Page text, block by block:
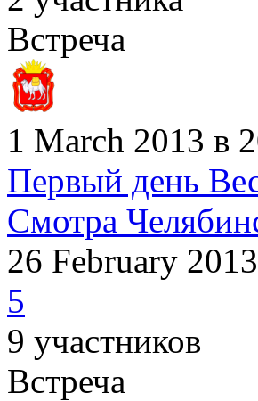
Встреча
1 March 2013 в
Первый день
Смотра
26 February 2013
5
9 участников
Встреча